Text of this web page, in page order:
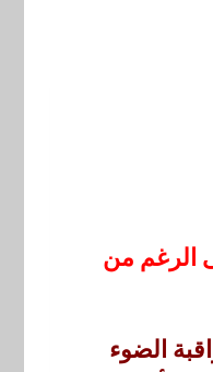
الرغم من
بتركيب 90 كاميرا ثابتة في 30 موقعًا ، لمراقبة الضوء